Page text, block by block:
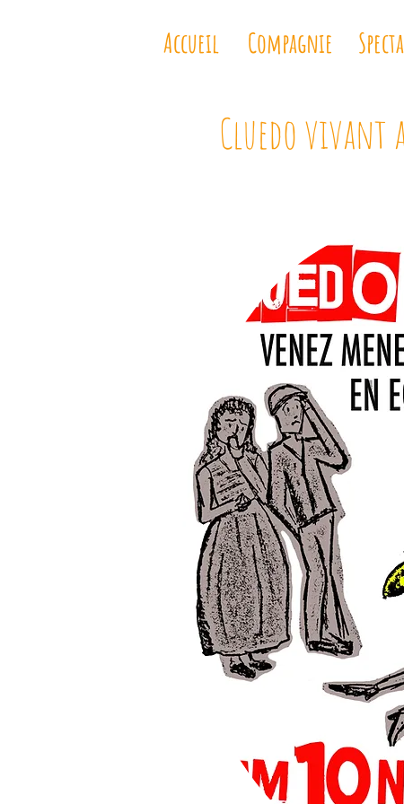
Accueil Compagnie
Cluedo vivant